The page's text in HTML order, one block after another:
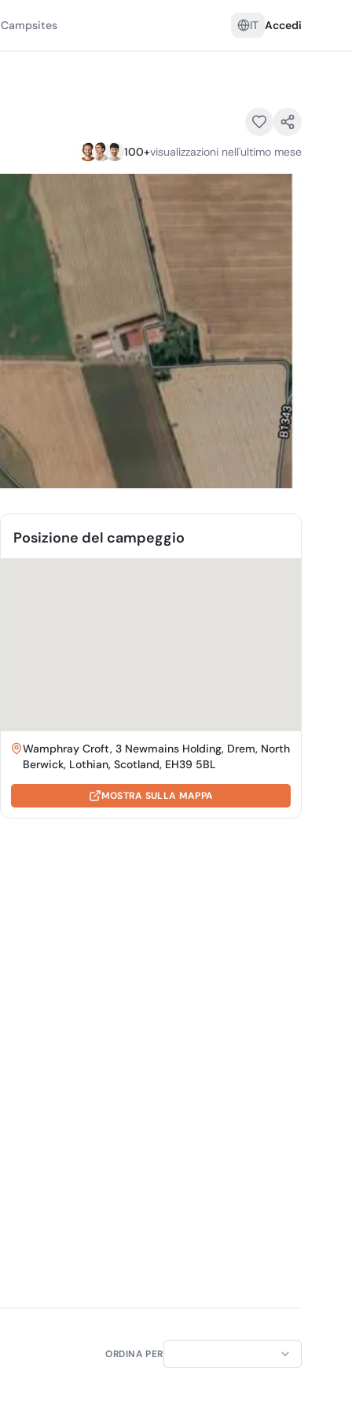
IT Accedi
100+visualizzazioni nell'ultimo mese
Posizione del campeggio
Wamphray Croft, 3 Newmains Holding, Drem, North
Berwick, Lothian, Scotland, EH39 5BL
MOSTRA SULLA MAPPA
ORDINA PER